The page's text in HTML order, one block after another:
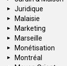
Juridique
Malaisie
Marketing
Marseille
Monétisation
Montréal